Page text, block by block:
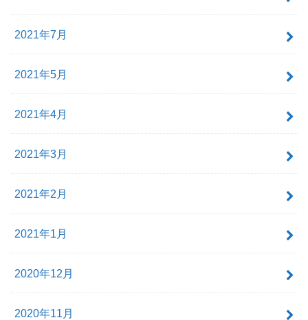
2021年7月
2021年5月
2021年4月
2021年3月
2021年2月
2021年1月
2020年12月
2020年11月